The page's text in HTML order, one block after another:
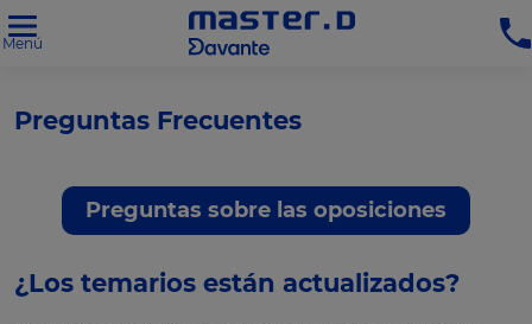
Menú
Preguntas Frecuentes
Preguntas sobre las oposiciones
¿Los temarios están actualizados?